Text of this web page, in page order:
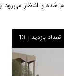
شده و انتظار
تعداد بازدید : 13